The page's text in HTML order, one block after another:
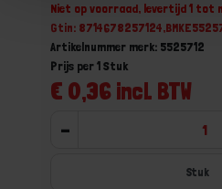
Niet op voorraad, levertijd 1 tot
Gtin:
Artikelnummer merk: 5525712
€ 0,36 incl. BTW
Prijs per 1 Stuk
-